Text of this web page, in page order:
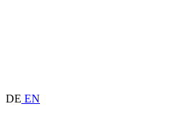
DE EN